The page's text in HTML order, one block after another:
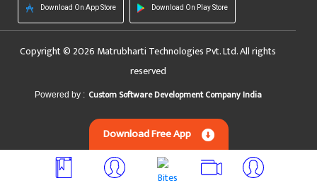
Download On App Store Download On Play Store
Copyright © 2026 Matrubharti Technologies Pvt. Ltd. All rights
reserved
Powered by : Custom Software Development Company India
Download Free App